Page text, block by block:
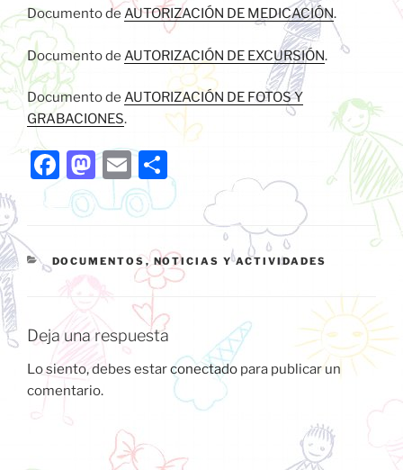
Documento de AUTORIZACIÓN DE MEDICACIÓN.
Documento de AUTORIZACIÓN DE EXCURSIÓN.
Documento de AUTORIZACIÓN DE FOTOS Y
GRABACIONES.
F
a
c
e
b
o
o
k
M
a
st
o
o
n
E
m
ai
l
o
p
ar
tir
CATEGORÍAS
DOCUMENTOS , NOTICIAS Y ACTIVIDADES
Deja una respuesta
Lo siento, debes estarconectado para publicar un
comentario.